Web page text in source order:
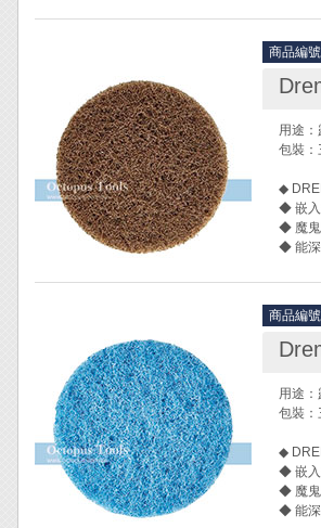
商品編號
用途：
包裝：
◆
◆ 嵌入
◆ 魔鬼
◆ 能深
商品編號
用途：
包裝：
◆
◆ 嵌入
◆ 魔鬼
◆ 能深